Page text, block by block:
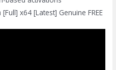
x64 [Latest] Genuine FREE